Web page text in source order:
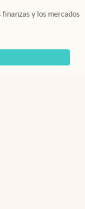
finanzas y los mercados